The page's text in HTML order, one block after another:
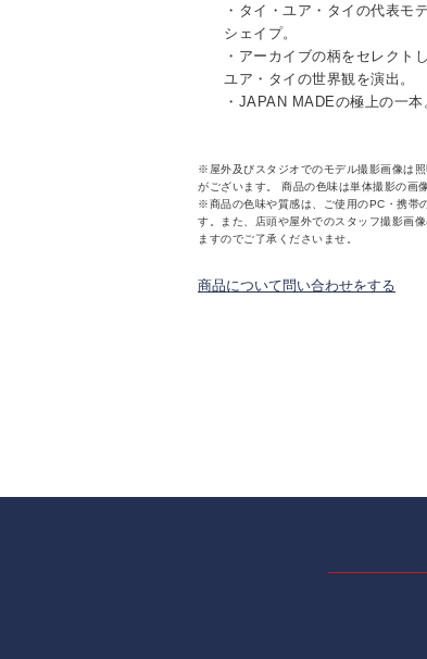
・タイ・ユア・タイの代表モ
シェイプ。
・アーカイブの柄をセレクト
ユア・タイの世界観を演出。
・JAPAN MADEの極上の一本
※屋外及びスタジオでのモデル撮影画像は
がございます。 商品の色味は単体撮影の画
※商品の色味や質感は、ご使用のPC・携帯
す。また、店頭や屋外でのスタッフ撮影画
ますのでご了承くださいませ。
商品について問い合わせをする